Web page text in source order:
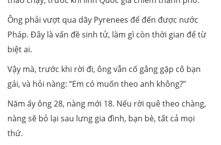
Ông phải vượt qua dãy Pyrenees để đến được nước
Pháp. Đây là vấn đề sinh tử, làm gì còn thời gian để từ
biệt ai.
Vậy mà, trước khi rời đi, ông vẫn cố gắng gặp cô bạn
gái, và hỏi nàng: “Em có muốn theo anh không?”
Năm ấy ông 28, nàng mới 18. Nếu rời quê theo chàng,
nàng sẽ bỏ lại sau lưng gia đình, bạn bè, tất cả mọi
thứ.